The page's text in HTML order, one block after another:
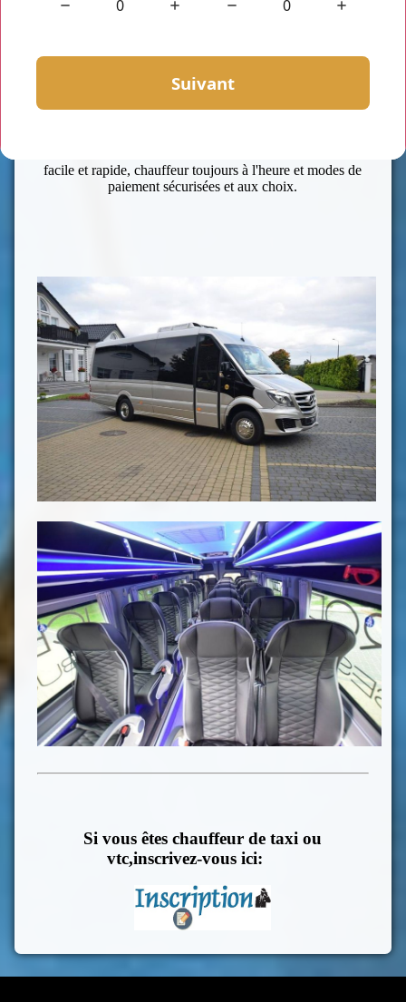
Comparez les prix et les services proposés et vous verrez
Nos tarifs sont abordables pour tous, annoncés à l'avance.
facile et rapide, chauffeur toujours à l'heure et modes de
paiement sécurisées et aux choix.
Si vous êtes chauffeur de taxi ou
vtc,inscrivez-vous ici: